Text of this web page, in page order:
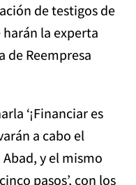
de testigos de
harán la experta
de Reempresa
‘¡Financiar es
a cabo el
y el mismo
pasos’, con los